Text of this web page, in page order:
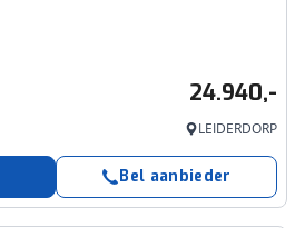
24.940,-
LEIDERDORP
Bel aanbieder